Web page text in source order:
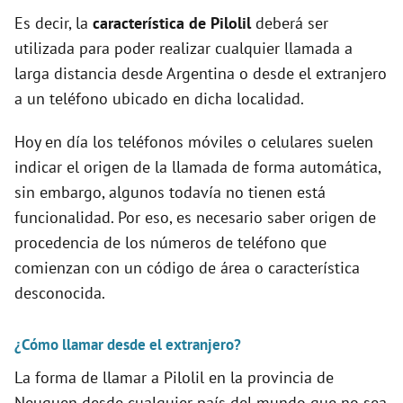
d
e
Es decir, la característica de Pilolildeberá ser
utilizada para poder realizar cualquier llamada a
larga distancia desde Argentina o desde el extranjero
a un teléfono ubicado en dicha localidad.
Hoy en día los teléfonos móviles o celulares suelen
indicar el origen de la llamada de forma automática,
sin embargo, algunos todavía no tienen está
funcionalidad. Por eso, es necesario saber origen de
procedencia de los números de teléfono que
comienzan con un código de área o característica
desconocida.
¿Cómo llamar desde el extranjero?
La forma de llamar a Pilolil en la provincia de